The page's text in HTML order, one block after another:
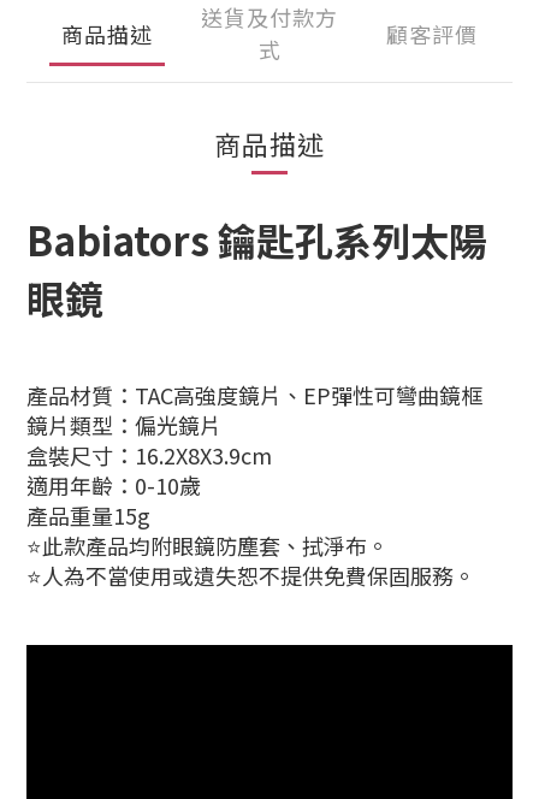
商品描述
送貨及付款方
式
顧客評價
商品描述
Babiators 鑰匙孔系列太陽
眼鏡
產品材質：TAC高強度鏡片、EP彈性可彎曲鏡框
鏡片類型：偏光鏡片
盒裝尺寸：16.2X8X3.9cm
適用年齡：0-10歲
產品重量15g
⭐此款產品均附眼鏡防塵套、拭淨布。
⭐人為不當使用或遺失恕不提供免費保固服務。